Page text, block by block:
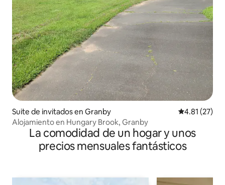
Suite de invitados en Granby Calificación
4.81 (27)
Alojamiento en Hungary Brook, Granby
La comodidad de un hogar y unos
precios mensuales fantásticos